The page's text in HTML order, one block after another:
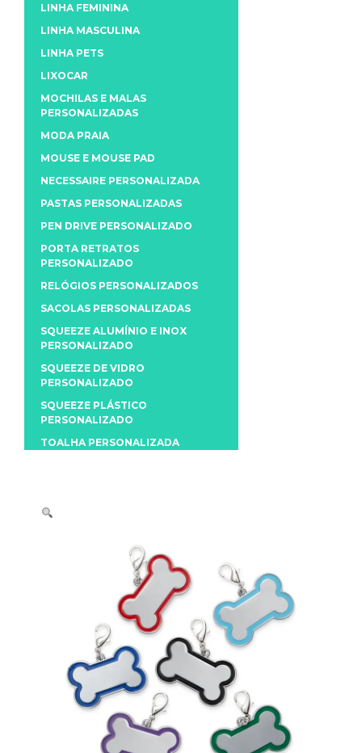
LINHA FEMININA
LINHA MASCULINA
LINHA PETS
LIXOCAR
MOCHILAS E MALAS
PERSONALIZADAS
MODA PRAIA
MOUSE E MOUSE PAD
NECESSAIRE PERSONALIZADA
PASTAS PERSONALIZADAS
PEN DRIVE PERSONALIZADO
PORTA RETRATOS
PERSONALIZADO
RELÓGIOS PERSONALIZADOS
SACOLAS PERSONALIZADAS
SQUEEZE ALUMÍNIO E INOX
PERSONALIZADO
SQUEEZE DE VIDRO
PERSONALIZADO
SQUEEZE PLÁSTICO
PERSONALIZADO
TOALHA PERSONALIZADA